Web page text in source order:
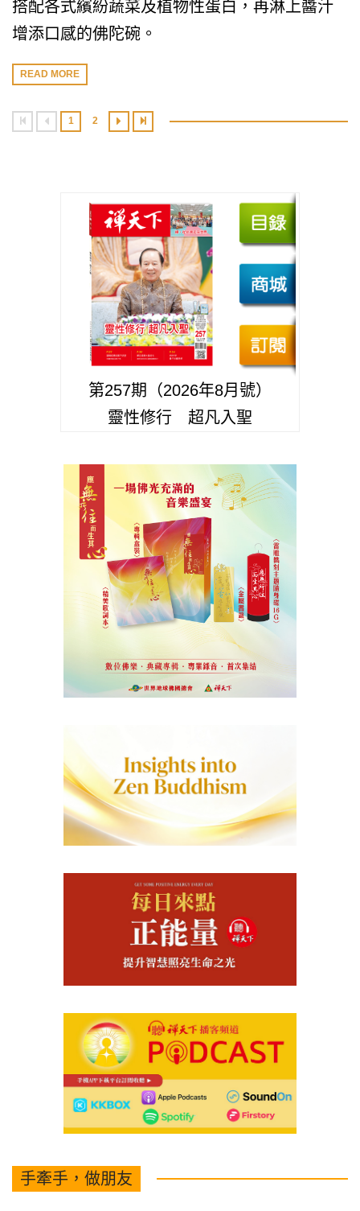
搭配各式繽紛蔬菜及植物性蛋白，再淋上醬汁
增添口感的佛陀碗。
READ MORE
1 2
第257期（2026年8月號）
靈性修行 超凡入聖
手牽手，做朋友